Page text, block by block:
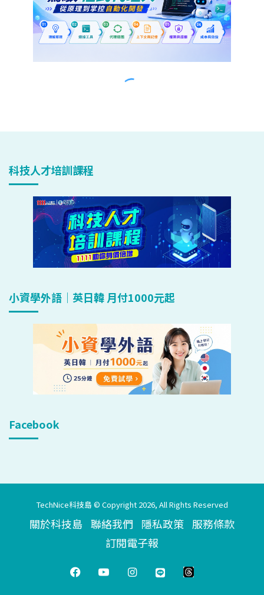
科技人才培訓課程
小資學外語｜英日韓 月付1000元起
Facebook
TechNice科技島 © Copyright 2026, All Rights Reserved
關於科技島 聯絡我們 隱私政策 服務條款
訂閱電子報